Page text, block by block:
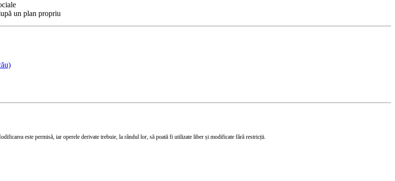
un plan propriu
este permisă, iar operele derivate trebuie, la rândul lor, să poată fi utilizate liber și modificate fără restricții.